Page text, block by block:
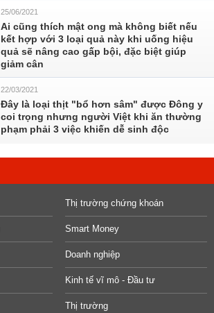
25/06/2021
Ai cũng thích mật ong mà không biết nếu
kết hợp với 3 loại quả này khi uống hiệu
quả sẽ nâng cao gấp bội, đặc biệt giúp
giảm cân
22/03/2021
Đây là loại thịt "bổ hơn sâm" được Đông y
coi trọng nhưng người Việt khi ăn thường
phạm phải 3 việc khiến dễ sinh độc
Thị trường chứng khoán
Smart Money
Doanh nghiệp
Kinh tế vĩ mô - Đầu tư
Thị trường